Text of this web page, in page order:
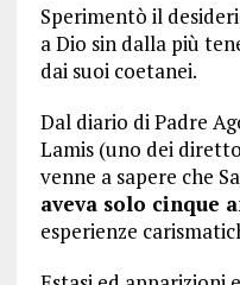
Sperimentò il
a Dio sin dalla più
dai suoi coetanei.
Dal diario di Padre
Lamis (uno dei
venne a sapere che
aveva solo cinque
esperienze